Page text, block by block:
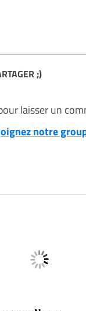
;)
laisser un
notre